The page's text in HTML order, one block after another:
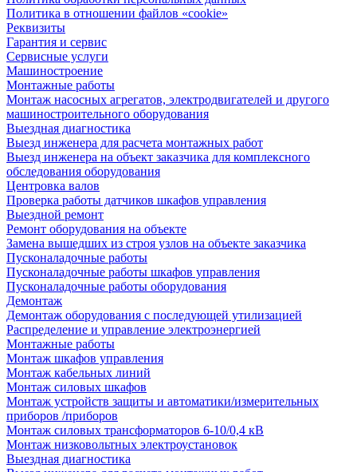
Политика в отношении файлов «cookie»
Реквизиты
Гарантия и сервис
Сервисные услуги
Машиностроение
Монтажные работы
Монтаж насосных агрегатов, электродвигателей и другого
машиностроительного оборудования
Выездная диагностика
Выезд инженера для расчета монтажных работ
Выезд инженера на объект заказчика для комплексного
обследования оборудования
Центровка валов
Проверка работы датчиков шкафов управления
Выездной ремонт
Ремонт оборудования на объекте
Замена вышедших из строя узлов на объекте заказчика
Пусконаладочные работы
Пусконаладочные работы шкафов управления
Пусконаладочные работы оборудования
Демонтаж
Демонтаж оборудования с последующей утилизацией
Распределение и управление электроэнергией
Монтажные работы
Монтаж шкафов управления
Монтаж кабельных линий
Монтаж силовых шкафов
Монтаж устройств защиты и автоматики/измерительных
приборов /приборов
Монтаж силовых трансформаторов 6-10/0,4 кВ
Монтаж низковольтных электроустановок
Выездная диагностика